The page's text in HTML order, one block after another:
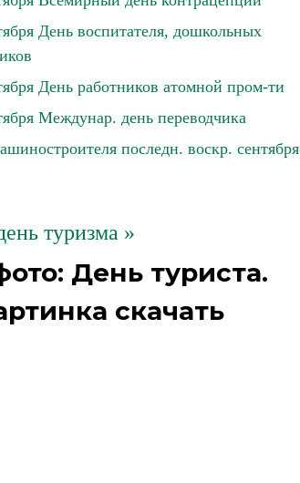
День воспитателя, дошкольных
День работников атомной пром-ти
Междунар. день переводчика
последн. воскр. сентября
туризма »
День туриста.
скачать